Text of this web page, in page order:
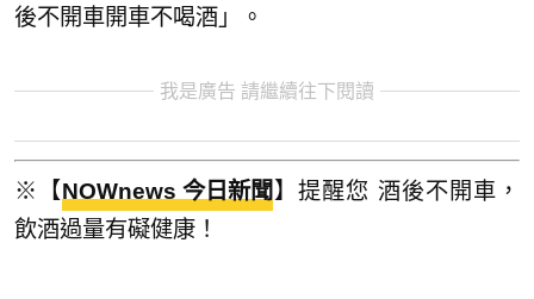
後不開車開車不喝酒」。
我是廣告 請繼續往下閱讀
※【NOWnews 今日新聞 】提醒您 酒後不開車，
飲酒過量有礙健康！